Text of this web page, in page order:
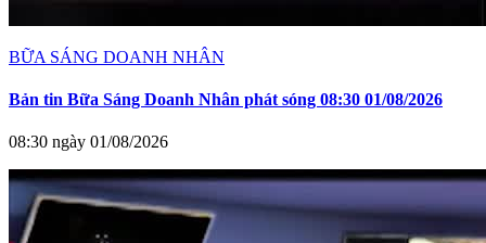
BỮA SÁNG DOANH NHÂN
Bản tin Bữa Sáng Doanh Nhân phát sóng 08:30 01/08/2026
08:30 ngày 01/08/2026